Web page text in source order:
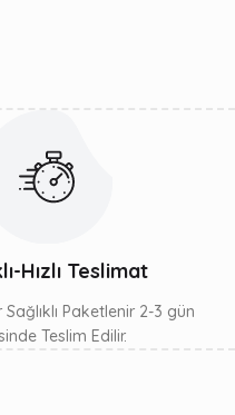
Hızlı Teslimat
Paketlenir 2-3 gün
Teslim Edilir.